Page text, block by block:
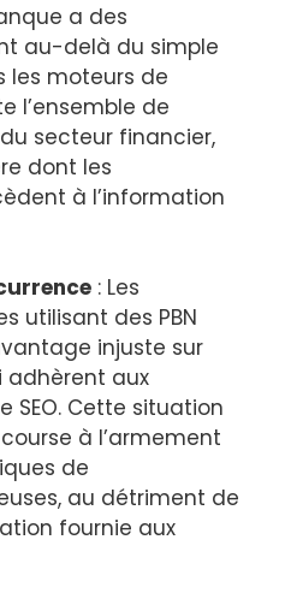
a des
au-delà du simple
les moteurs de
l’ensemble de
secteur financier,
dont les
à l’information
: Les
utilisant des PBN
injuste sur
adhèrent aux
SEO. Cette situation
à l’armement
de
au détriment de
fournie aux